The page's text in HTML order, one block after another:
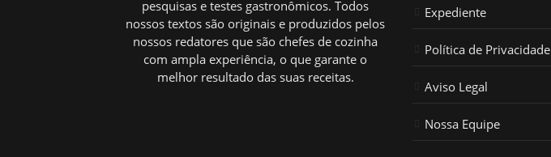
pesquisas e testes gastronômicos. Todos
nossos textos são originais e produzidos pelos
nossos redatores que são chefes de cozinha
com ampla experiência, o que garante o
melhor resultado das suas receitas.
Expediente
Política de Privacidade
Aviso Legal
Nossa Equipe